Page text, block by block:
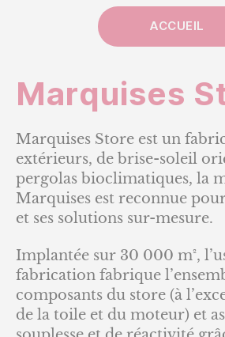
ACCUEIL
Marquises
Marquises Store est un
extérieurs, de brise-soleil
pergolas bioclimatiques, la
Marquises est reconnue
et ses solutions sur-mesure.
Implantée sur 30 000 m²,
fabrication fabrique
composants du store (à
de la toile et du moteur) et